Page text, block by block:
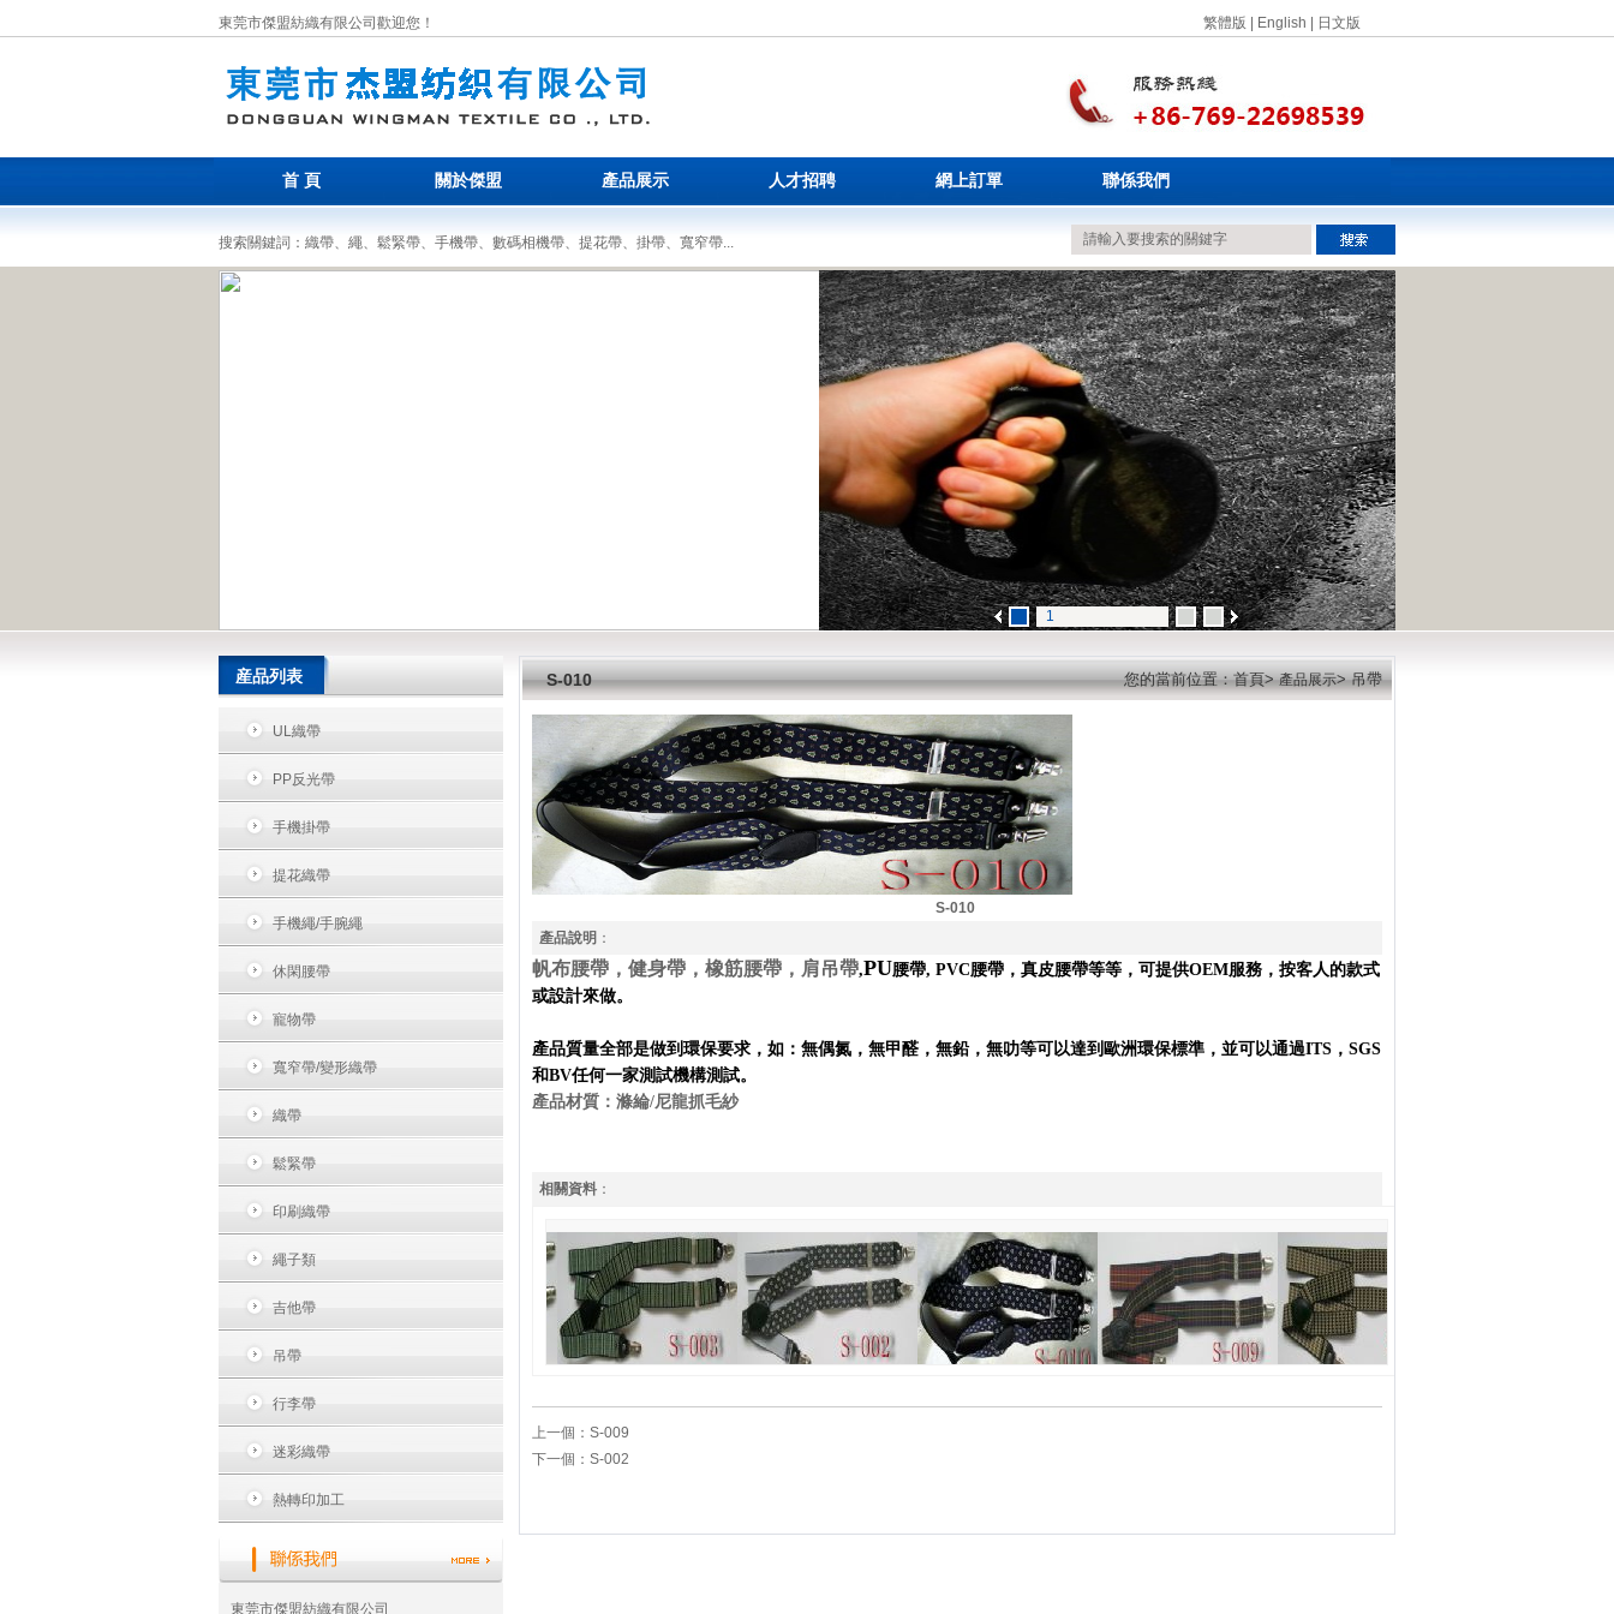
東莞市傑盟紡織有限公司歡迎您！ 繁體版 English 日文版
首 頁 關於傑盟 產品展示 人才招聘 網上訂單 聯係我們
搜索關鍵詞：織帶、繩、鬆緊帶、手機帶、數碼相機帶、提花帶、掛帶、寬窄帶...
1
産品列表
UL織帶
PP反光帶
手機掛帶
提花織帶
手機繩/手腕繩
休閑腰帶
寵物帶
寬窄帶/變形織帶
織帶
鬆緊帶
印刷織帶
繩子類
吉他帶
吊帶
行李帶
迷彩織帶
熱轉印加工
東莞市傑盟紡織有限公司
S-010 您的當前位置：首頁>產品展示> 吊帶
S-010
產品說明 ：
帆布腰帶，健身帶，橡筋腰帶，肩吊帶,PU腰帶, PVC腰帶，真皮腰帶等等，可提供OEM服務，按客人的款式
或設計來做。
產品質量全部是做到環保要求，如：無偶氮，無甲醛，無鉛，無叻等可以達到 歐洲環保標準，並可以通過ITS ， SGS
和BV任何一家測試機構測試。
產品材質：滌綸/尼龍抓毛紗
相關資料 ：
上一個： S-009
下一個： S-002